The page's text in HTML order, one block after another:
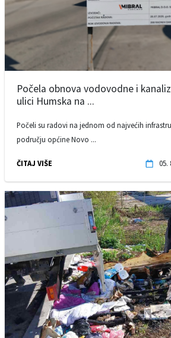
Počela obnova vodovodne i
ulici Humska na ...
Počeli su radovi na jednom od najvećih
području općine Novo ...
ČITAJ VIŠE 05.